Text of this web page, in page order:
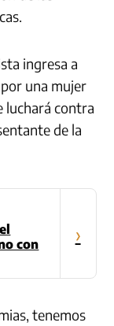
ingresa a
una mujer
luchará contra
de la
con
›
tenemos